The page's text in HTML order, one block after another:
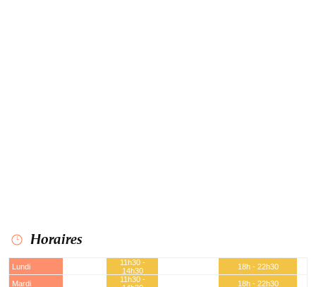
Horaires
Lundi
11h30 -
14h30
18h - 22h30
Mardi
11h30 -
18h - 22h30